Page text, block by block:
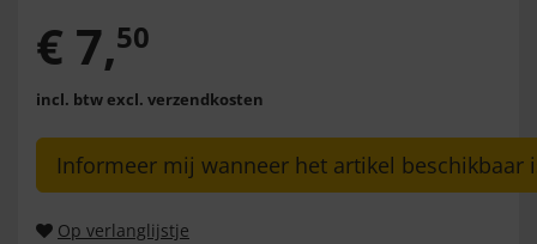
€ 7,50
incl. btw excl. verzendkosten
Informeer mij wanneer het artikel beschikbaar
Op verlanglijstje